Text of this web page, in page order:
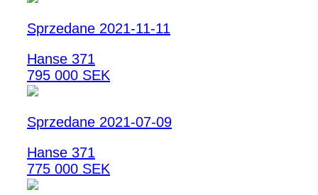
Sprzedane 2021-11-11
Hanse 371
795 000 SEK
Sprzedane 2021-07-09
Hanse 371
775 000 SEK